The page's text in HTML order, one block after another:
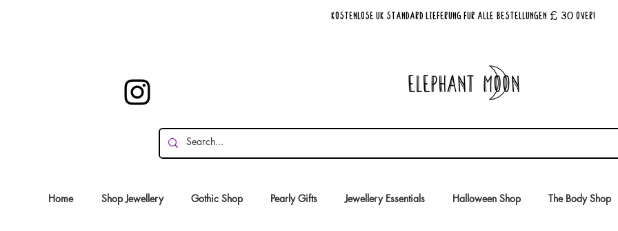
KOSTENLOSE UK Standard Lieferung für alle Bestellungen £ 30 Over!
Home Shop Jewellery Gothic Shop Pearly Gifts Jewellery Essentials Halloween Shop The Body Shop